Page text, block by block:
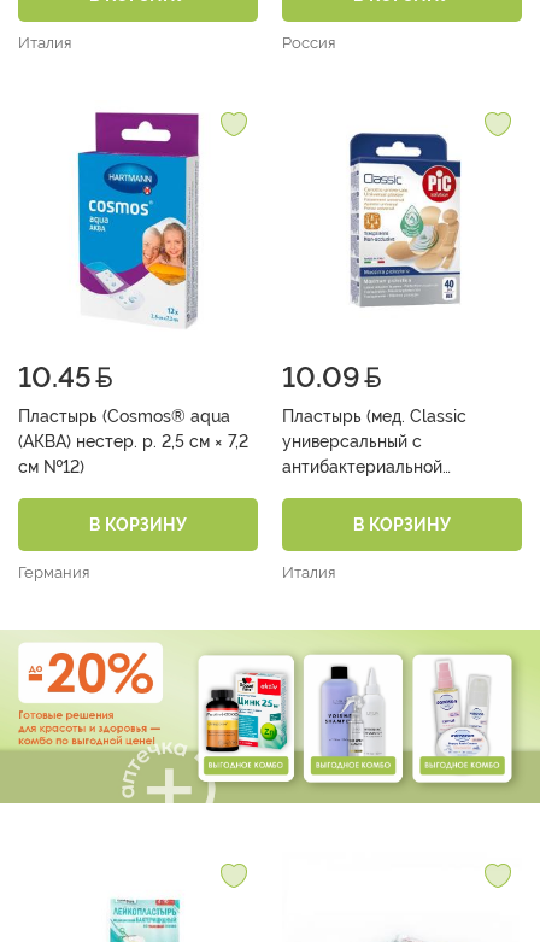
Италия Россия
10.45
Пластырь (Cosmos® aqua
(АКВА) нестер. р. 2,5 см × 7,2
см №12)
В КОРЗИНУ
Германия
10.09
Пластырь (мед. Classic
универсальный с
антибактериальной
19х72, 9,5х38, 16х57, диаметр
22,5 №40)
В КОРЗИНУ
Италия